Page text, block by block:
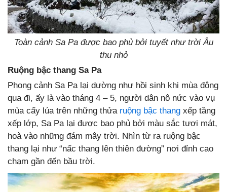
Toàn cảnh Sa Pa được bao phủ bởi tuyết như trời Âu
thu nhỏ
Ruộng bậc thang Sa Pa
Phong cảnh Sa Pa lại dường như hồi sinh khi mùa đông
qua đi, ấy là vào tháng 4 – 5, người dân nô nức vào vụ
mùa cấy lúa trên những thửa ruộng bậc thang xếp tầng
xếp lớp, Sa Pa lại được bao phủ bởi màu sắc tươi mát,
hoà vào những đám mây trời. Nhìn từ ra ruộng bậc
thang lại như “nấc thang lên thiên đường” nơi đỉnh cao
chạm gần đến bầu trời.